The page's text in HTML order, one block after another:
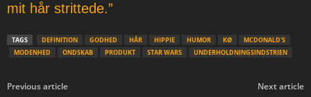
mit hår strittede.”
TAGS DEFINITION GODHED HÅR HIPPIE HUMOR KØ
MCDONALD'S
MODENHED
ONDSKAB PRODUKT STAR WARS UNDERHOLDNINGSINDSTRIEN
Previous article Next article